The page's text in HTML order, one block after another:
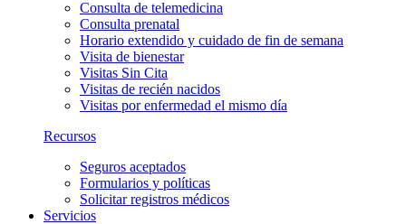
Consulta de telemedicina
Consulta prenatal
Horario extendido y cuidado de fin de semana
Visita de bienestar
Visitas Sin Cita
Visitas de recién nacidos
Visitas por enfermedad el mismo día
Recursos
Seguros aceptados
Formularios y políticas
Solicitar registros médicos
Servicios